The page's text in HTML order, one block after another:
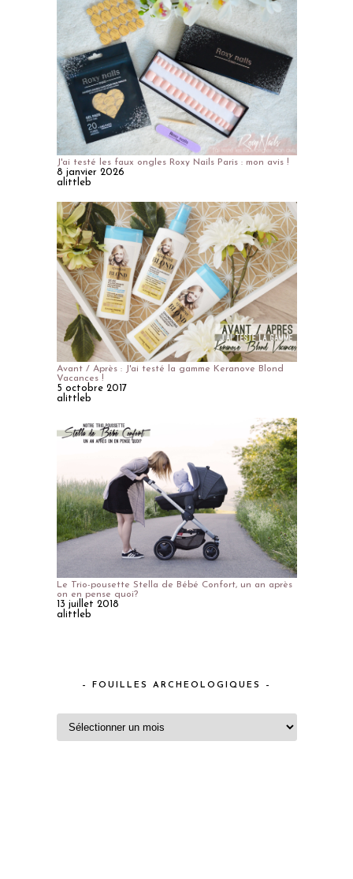
J'ai testé les faux ongles Roxy Nails Paris : mon avis !
8 janvier 2026
alittleb
Avant / Après : J'ai testé la gamme Keranove Blond
Vacances !
5 octobre 2017
alittleb
Le Trio-pousette Stella de Bébé Confort, un an après
on en pense quoi?
13 juillet 2018
alittleb
– FOUILLES ARCHEOLOGIQUES –